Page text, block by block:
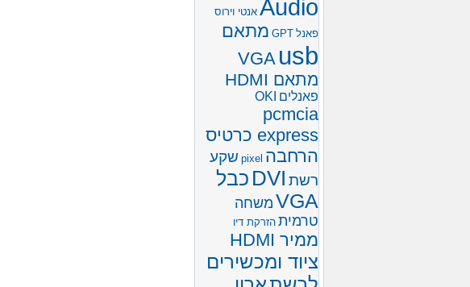
Audio אנטי וירוס
פאנל GPT מתאם
VGA usb
מתאם HDMI
פאנלים OKI
pcmcia
express כרטיס
הרחבה pixel שקע
רשת DVI כבל
VGA משחה
טרמית הזרקת דיו
ממיר HDMI
ציוד ומכשירים